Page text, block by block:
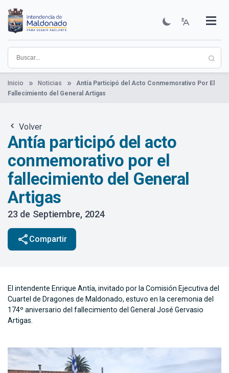
contenido
principal
Institucional
Municipios
Descubre Maldonado
Comunicación
Servicios
Guía De Trámites
Ver Noticias
Inicio Noticias
Antía Participó del Acto Conmemorativo Por El
Fallecimiento del General Artigas
Volver
Antía participó del acto
conmemorativo por el
fallecimiento del General
Artigas
23 de Septiembre, 2024
share Compartir
El intendente Enrique Antía, invitado por la Comisión Ejecutiva del
Cuartel de Dragones de Maldonado, estuvo en la ceremonia del
174º aniversario del fallecimiento del General José Gervasio
Artigas.